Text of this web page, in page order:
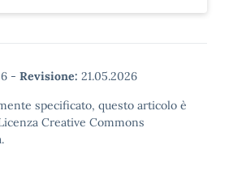
- Revisione: 21.05.2026
specificato, questo articolo è
Creative Commons